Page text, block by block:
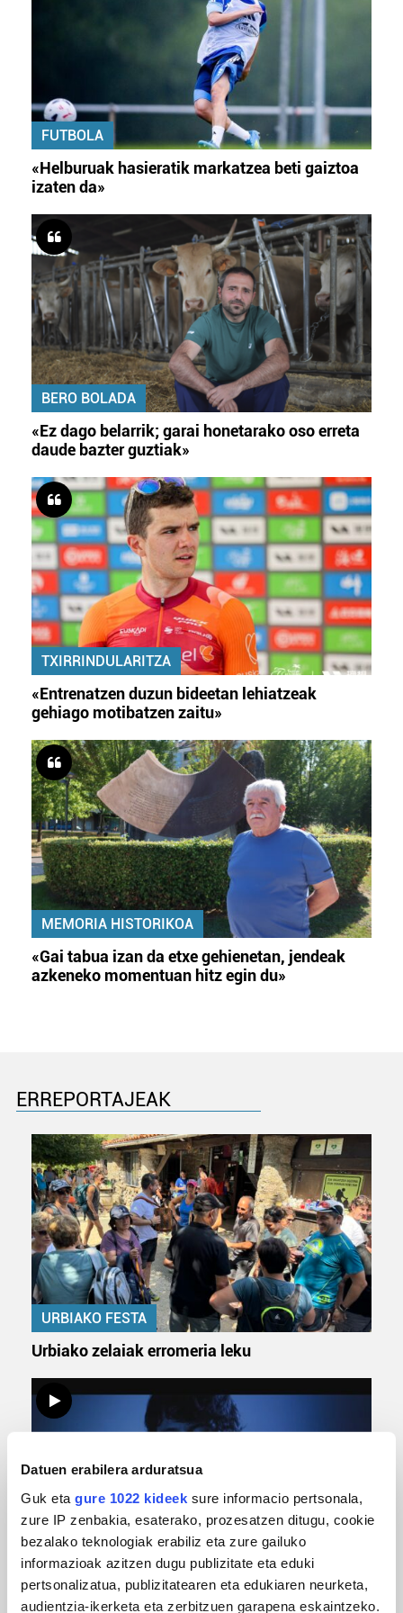
Datuen erabilera arduratsua
Guk eta gure 1022 kideek sure informacio pertsonala,
zure IP zenbakia, esaterako, prozesatzen ditugu, cookie
bezalako teknologiak erabiliz eta zure gailuko
informazioak azitzen dugu publizitate eta eduki
pertsonalizatua, publizitatearen eta edukiaren neurketa,
audientzia-ikerketa eta zerbitzuen garapena eskaintzeko.
FUTBOLA
«Helburuak hasieratik markatzea beti gaiztoa
izaten da»
BERO BOLADA
«Ez dago belarrik; garai honetarako oso erreta
daude bazter guztiak»
TXIRRINDULARITZA
«Entrenatzen duzun bideetan lehiatzeak
gehiago motibatzen zaitu»
MEMORIA HISTORIKOA
«Gai tabua izan da etxe gehienetan, jendeak
azkeneko momentuan hitz egin du»
ERREPORTAJEAK
URBIAKO FESTA
Urbiako zelaiak erromeria leku
MUSIKA
Odik berria ezagutzeko aukera 'KimiK' eta